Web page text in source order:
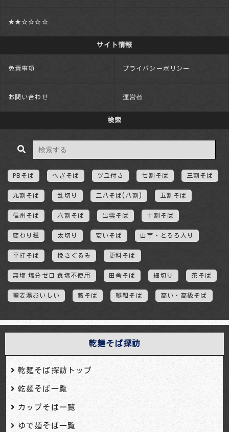
乾麺そば探訪
乾麺そば探訪トップ
乾麺そば一覧
カップそば一覧
ゆで麺そば一覧
★★☆☆☆☆
サイト情報
免責事項 プライバシーポリシー
お問い合わせ 運営者
検索
PBそば へぎそば ツユ付き 七割そば 三割そば
九割そば 乱切り 二八そば(八割) 五割そば
信州そば 六割そば 出雲そば 十割そば
変わり種 太切り 安いそば 山芋・とろろ入り
平打そば 挽きぐるみ 更科そば
無塩 塩分ゼロ 食塩不使用 田舎そば 細切り 茶そば
蕎麦湯おいしい 藪そば 韃靼そば 高い・高級そば